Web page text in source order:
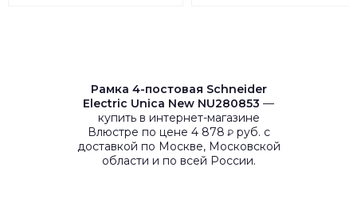
Рамка 4-постовая Schneider
Electric Unica New NU280853 —
купить в интернет-магазине
Влюстре по цене 4 878 ₽руб. с
доставкой по Москве, Московской
области и по всей России.